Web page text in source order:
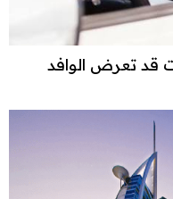
قد تعرض الوافد